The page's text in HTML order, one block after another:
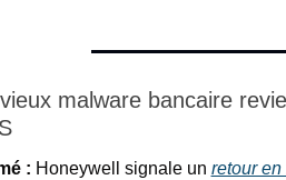
malware bancaire
: Honeywell signale un retour